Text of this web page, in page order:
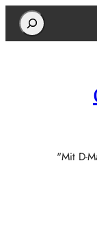
Search
"Mit D-